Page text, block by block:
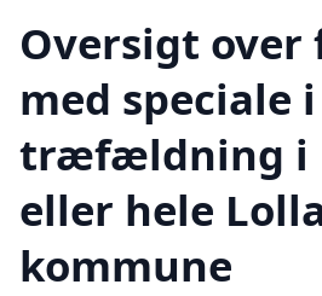
Oversigt
med speciale i
træfældning i
eller hele
kommune